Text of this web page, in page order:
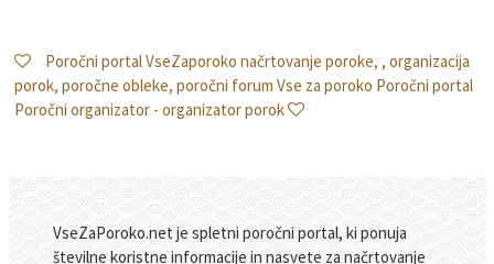
Poročni portal VseZaporoko načrtovanje poroke, , organizacija
porok, poročne obleke, poročni forum Vse za poroko Poročni portal
Poročni organizator - organizator porok
VseZaPoroko.net je spletni poročni portal, ki ponuja
številne koristne informacije in nasvete za načrtovanje